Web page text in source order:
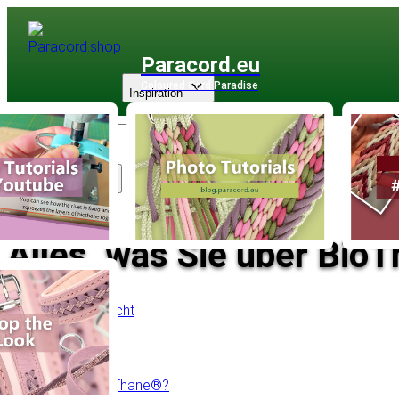
Paracord .eu
Coloured Cord Paradise
Sortiment
Inspiration
Alles, was Sie über
Zurück zur Übersicht
Inhaltsverzeichnis
Was ist BioThane®?